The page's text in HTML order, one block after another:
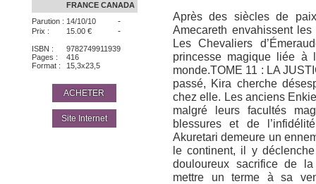
FRANCE CANADA
Parution : 14/10/10 -
Prix : 15.00 € -
ISBN :
9782749911939
Pages :
416
Format :
15,3x23,5
ACHETER
Site Internet
Après des siècles de
Amecareth envahissent
Les Chevaliers
princesse magique liée à
monde.TOME 11 : LA
passé, Kira cherche
chez elle. Les anciens
malgré leurs facultés
blessures et de
Akuretari demeure un
le continent, il y
douloureux sacrifice de
mettre un terme à sa